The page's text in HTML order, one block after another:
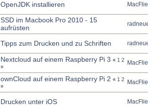
OpenJDK installieren
SSD im Macbook Pro 2010 - 15
aufrüsten
Tipps zum Drucken und zu Schriften
Nextcloud auf einem Raspberry Pi 3 « 1 2
»
ownCloud auf einem Raspberry Pi 2 « 1 2
»
Drucken unter iOS